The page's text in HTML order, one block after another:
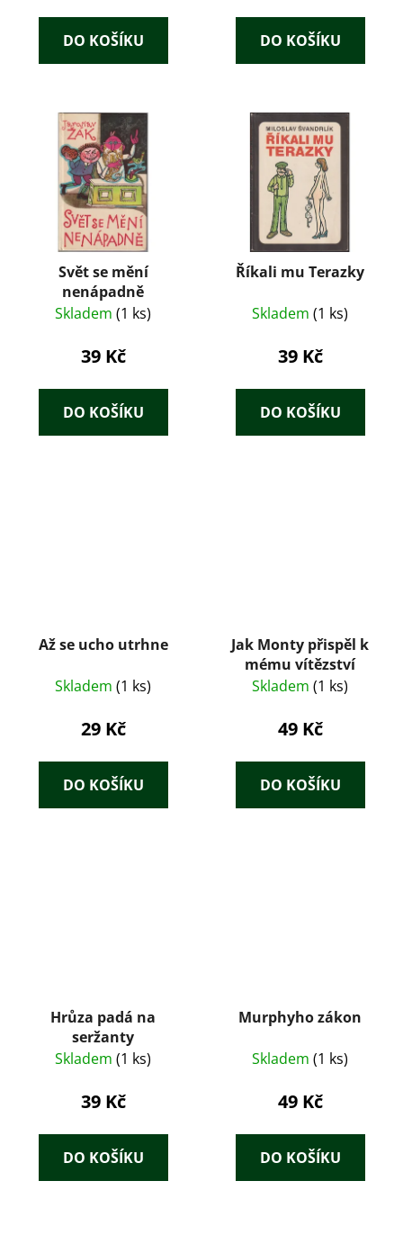
DO KOŠÍKU DO KOŠÍKU
Svět se mění
nenápadně
Skladem (1 ks)
39 Kč
DO KOŠÍKU
Říkali mu Terazky
Skladem (1 ks)
39 Kč
DO KOŠÍKU
Až se ucho utrhne
Skladem (1 ks)
29 Kč
DO KOŠÍKU
Jak Monty přispěl k
mému vítězství
Skladem (1 ks)
49 Kč
DO KOŠÍKU
Hrůza padá na
seržanty
Skladem (1 ks)
39 Kč
DO KOŠÍKU
Murphyho zákon
Skladem (1 ks)
49 Kč
DO KOŠÍKU